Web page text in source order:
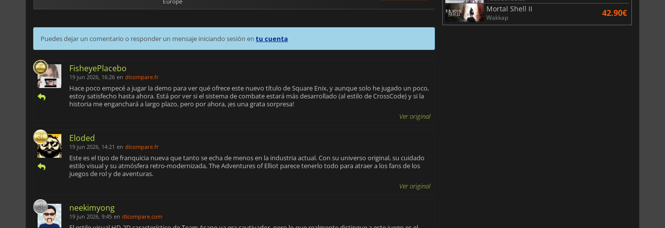
Puedes dejar un comentario o responder un mensaje iniciando sesión en tu cuenta
FisheyePlacebo
19 jun 2026, 16:26 en dlcompare.fr
Hace poco empecé a jugar la demo para ver qué ofrece este nuevo título de Square Enix, y aunque solo he jugado un poco,
estoy satisfecho hasta ahora. Está por ver si el sistema de combate estará más desarrollado (al estilo de CrossCode) y si la
historia me enganchará a largo plazo, pero por ahora, ¡es una grata sorpresa!
Ver original
Eloded
19 jun 2026, 14:21 en dlcompare.fr
Este es el tipo de franquicia nueva que tanto se echa de menos en la industria actual. Con su universo original, su cuidado
estilo visual y su atmósfera retro-modernizada, The Adventures of Elliot parece tenerlo todo para atraer a los fans de los
juegos de rol y de aventuras.
Ver original
neekimyong
19 jun 2026, 9:45 en dlcompare.com
Mortal Shell II
Wakkap 42.90€